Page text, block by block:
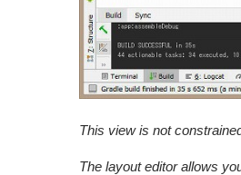
This view is not
The layout editor allows